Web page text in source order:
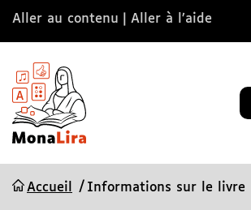
Aller au contenu Aller à l’aide
Accueil Informations sur le livre